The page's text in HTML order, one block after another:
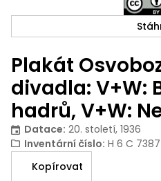
Plakát
divadla: V+W:
hadrů, V+W:
Datace: 20. století, 1936
Inventární číslo: H 6 C 7387
Kopírovat